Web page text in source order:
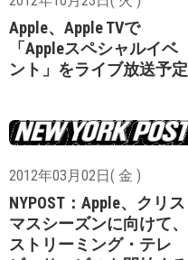
Apple、Apple TVで
「Appleスペシャルイベ
ント」をライブ放送予定
2012年03月02日( 金 )
NYPOST：Apple、クリス
マスシーズンに向けて、
ストリーミング・テレ